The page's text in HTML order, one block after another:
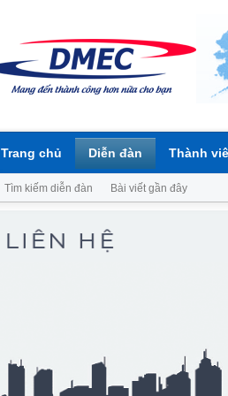
Trang chủ Diễn đàn
Tìm kiếm diễn đàn Bài viết gần đây
Thành